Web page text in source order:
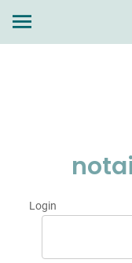
Login